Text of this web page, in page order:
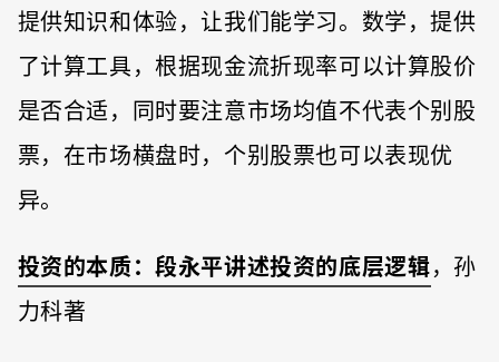
提供知识和体验，让我们能学习。数学，提供
了计算工具，根据现金流折现率可以计算股价
是否合适，同时要注意市场均值不代表个别股
票，在市场横盘时，个别股票也可以表现优
异。
投资的本质：段永平讲述投资的底层逻辑，孙
力科著